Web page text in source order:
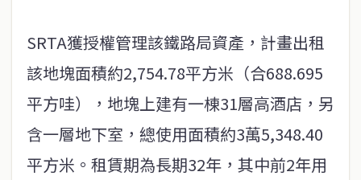
SRTA獲授權管理該鐵路局資產，計畫出租
該地塊面積約2,754.78平方米（合688.695
平方哇），地塊上建有一棟31層高酒店，另
含一層地下室，總使用面積約3萬5,348.40
平方米。租賃期為長期32年，其中前2年用